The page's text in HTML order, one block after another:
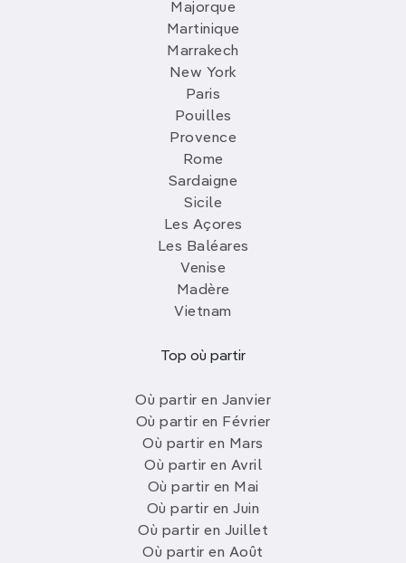
Majorque
Martinique
Marrakech
New York
Paris
Pouilles
Provence
Rome
Sardaigne
Sicile
Les Açores
Les Baléares
Venise
Madère
Vietnam
Top où partir
Où partir en Janvier
Où partir en Février
Où partir en Mars
Où partir en Avril
Où partir en Mai
Où partir en Juin
Où partir en Juillet
Où partir en Août